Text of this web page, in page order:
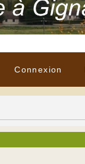
Connexion